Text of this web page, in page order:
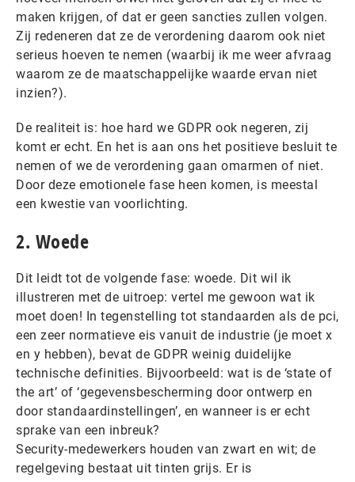
maken krijgen, of dat er geen sancties zullen volgen.
Zij redeneren dat ze de verordening daarom ook niet
serieus hoeven te nemen (waarbij ik me weer afvraag
waarom ze de maatschappelijke waarde ervan niet
inzien?).
De realiteit is: hoe hard we GDPR ook negeren, zij
komt er echt. En het is aan ons het positieve besluit te
nemen of we de verordening gaan omarmen of niet.
Door deze emotionele fase heen komen, is meestal
een kwestie van voorlichting.
2. Woede
Dit leidt tot de volgende fase: woede. Dit wil ik
illustreren met de uitroep: vertel me gewoon wat ik
moet doen! In tegenstelling tot standaarden als de pci,
een zeer normatieve eis vanuit de industrie (je moet x
en y hebben), bevat de GDPR weinig duidelijke
technische definities. Bijvoorbeeld: wat is de ‘state of
the art’ of ‘gegevensbescherming door ontwerp en
door standaardinstellingen’, en wanneer is er echt
sprake van een inbreuk?
Security-medewerkers houden van zwart en wit; de
regelgeving bestaat uit tinten grijs. Er is